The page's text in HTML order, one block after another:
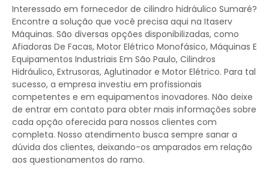
Interessado em fornecedor de cilindro hidráulico Sumaré?
Encontre a solução que você precisa aqui na Itaserv
Máquinas. São diversas opções disponibilizadas, como
Afiadoras De Facas, Motor Elétrico Monofásico, Máquinas E
Equipamentos Industriais Em São Paulo, Cilindros
Hidráulico, Extrusoras, Aglutinador e Motor Elétrico. Para tal
sucesso, a empresa investiu em profissionais
competentes e em equipamentos inovadores. Não deixe
de entrar em contato para obter mais informações sobre
cada opção oferecida para nossos clientes com
completa. Nosso atendimento busca sempre sanar a
dúvida dos clientes, deixando-os amparados em relação
aos questionamentos do ramo.